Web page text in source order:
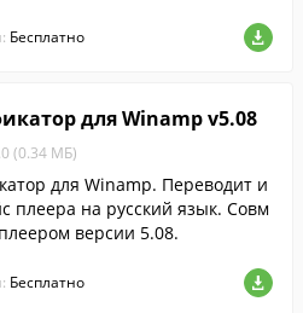
Бесплатно
для Winamp v5.08
(0.34 МБ)
для Winamp. Переводит и
плеера на русский язык. Совм
версии 5.08.
Бесплатно